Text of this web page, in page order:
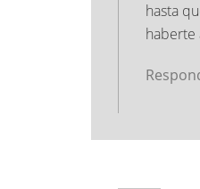
hasta
haberte